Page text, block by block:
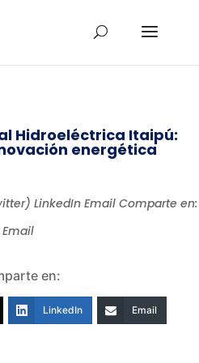
Hidroeléctrica Itaipú:
energética
LinkedIn Email Comparte en:
en:
LinkedIn Email